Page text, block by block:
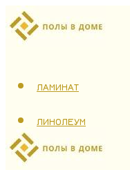
ЛАМИНАТ
ЛИНОЛЕУМ
ТЕПЛЫЙ ПОЛ